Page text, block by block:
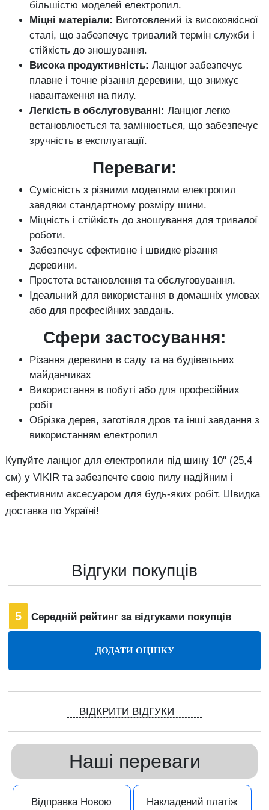
більшістю моделей електропил.
Міцні матеріали: Виготовлений із високоякісної
сталі, що забезпечує тривалий термін служби і
стійкість до зношування.
Висока продуктивність: Ланцюг забезпечує
плавне і точне різання деревини, що знижує
навантаження на пилу.
Легкість в обслуговуванні: Ланцюг легко
встановлюється та замінюється, що забезпечує
зручність в експлуатації.
Переваги:
Сумісність з різними моделями електропил
завдяки стандартному розміру шини.
Міцність і стійкість до зношування для тривалої
роботи.
Забезпечує ефективне і швидке різання
деревини.
Простота встановлення та обслуговування.
Ідеальний для використання в домашніх умовах
або для професійних завдань.
Сфери застосування:
Різання деревини в саду та на будівельних
майданчиках
Використання в побуті або для професійних
робіт
Обрізка дерев, заготівля дров та інші завдання з
використанням електропил
Купуйте ланцюг для електропили під шину 10" (25,4
см) у VIKIR та забезпечте свою пилу надійним і
ефективним аксесуаром для будь-яких робіт. Швидка
доставка по Україні!
Відгуки покупців
5 Середній рейтинг за відгуками покупців
ВІДКРИТИ ВІДГУКИ
Наші переваги
Відправка Новою
Накладений платіж